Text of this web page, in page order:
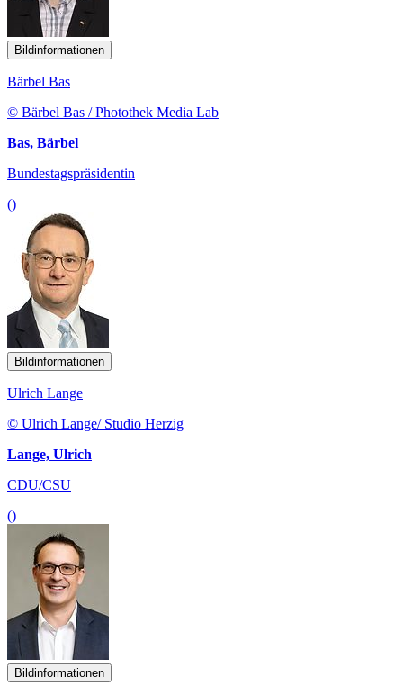
Bildinformationen
Bärbel Bas
© Bärbel Bas / Photothek Media Lab
Bas, Bärbel
Bundestagspräsidentin
()
Bildinformationen
Ulrich Lange
© Ulrich Lange/ Studio Herzig
Lange, Ulrich
CDU/CSU
()
Bildinformationen